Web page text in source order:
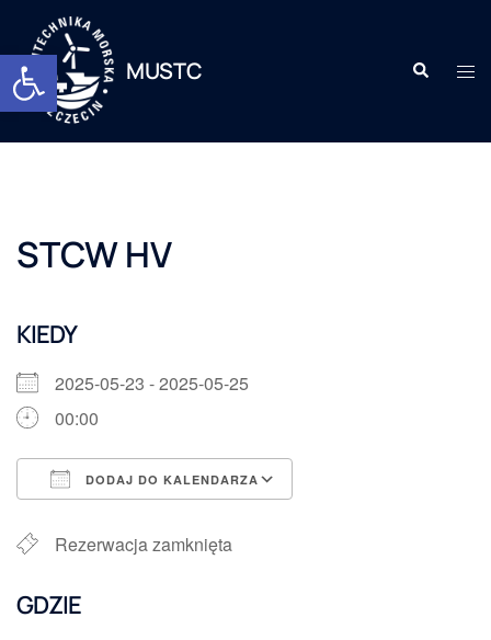
Otwórz pasek narzędzi
MUSTC
STCW HV
KIEDY
2025-05-23 - 2025-05-25
00:00
DODAJ DO KALENDARZA
Rezerwacja zamknięta
GDZIE